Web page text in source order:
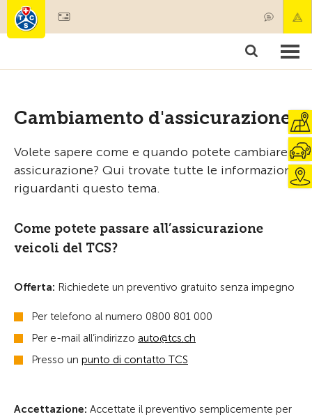
Societariato & prestazioni
Cambiamento d'assicurazione
Volete sapere come e quando potete cambiare
assicurazione? Qui trovate tutte le informazioni
riguardanti questo tema.
Come potete passare all’assicurazione
veicoli del TCS?
Offerta: Richiedete un preventivo gratuito senza impegno
Per telefono al numero 0800 801 000
Per e-mail all’indirizzo
t tcs ch
Presso un punto di contatto TCS
Accettazione: Accettate il preventivo semplicemente per